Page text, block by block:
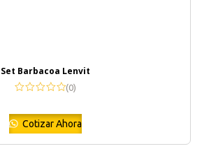
Set Barbacoa Lenvit
(0)
Cotizar Ahora